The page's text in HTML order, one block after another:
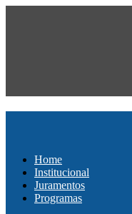
Home
Institucional
Juramentos
Programas